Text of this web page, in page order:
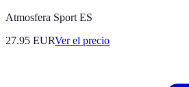
Atmosfera Sport ES
27.95 EURVer el precio